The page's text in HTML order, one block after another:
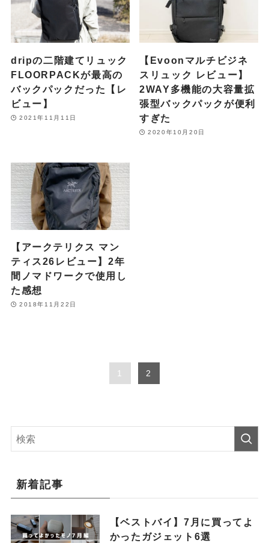
dripの二階建てリュック
FLOORPACKが最高の
バックパックだった【レ
ビュー】
2021年11月11日
【Evoonマルチビジネ
スリュック レビュー】
2WAY多機能の大容量拡
張型バックパックが便利
すぎた
2020年10月20日
【アークテリクス マン
ティス26レビュー】2年
間ノマドワークで使用し
た感想
2018年11月22日
1 2
新着記事
【ベストバイ】7月に買ってよ
かったガジェット6選